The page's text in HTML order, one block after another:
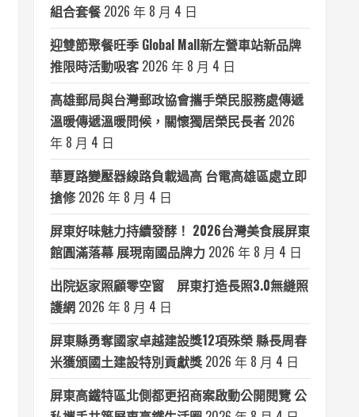
組合套餐 2026 年 8 月 4 日
迎雙節聚餐旺季 Global Mall新左營車站新品牌
推限時活動吸客 2026 年 8 月 4 日
高雄郵局與台灣郵政協會攜手榮民服務處傳遞
溫暖傳遞溫暖問候，關懷獨居榮民長者 2026
年 8 月 4 日
華夏路變壓器線路負載過高 台電高雄區處立即
搶修 2026 年 8 月 4 日
屏東好味魅力持續發酵！ 2026台灣美食展屏東
館圓滿落幕 展現南國品牌力 2026 年 8 月 4 日
出院返家照顧零空窗 屏東打造長照3.0無縫照
護網 2026 年 8 月 4 日
屏東縣勇奪國家卓越建設獎12項殊榮 縣長周春
米獲頒國土建設特別貢獻獎 2026 年 8 月 4 日
屏東高鐵特區北側都更招商案啟動公開閱覽 公